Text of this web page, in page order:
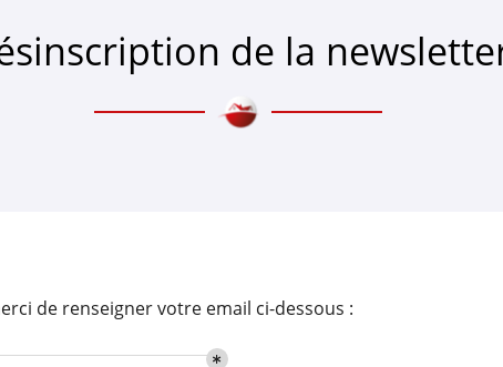
de la
de renseigner votre email ci-dessous :